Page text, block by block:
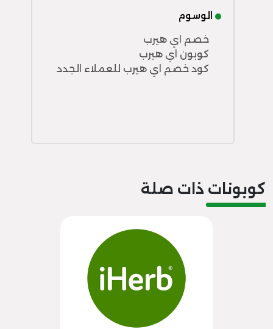
الوسوم
خصم اي هيرب
كوبون اي هيرب
كود خصم اي هيرب للعملاء الجدد
كوبونات ذات صلة